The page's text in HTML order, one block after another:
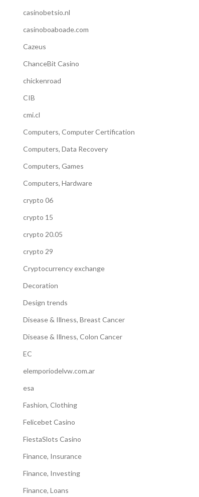
casinobetsio.nl
casinoboaboade.com
Cazeus
ChanceBit Casino
chickenroad
CIB
cmi.cl
Computers, Computer Certification
Computers, Data Recovery
Computers, Games
Computers, Hardware
crypto 06
crypto 15
crypto 20.05
crypto 29
Cryptocurrency exchange
Decoration
Design trends
Disease & Illness, Breast Cancer
Disease & Illness, Colon Cancer
EC
elemporiodelvw.com.ar
esa
Fashion, Clothing
Felicebet Casino
FiestaSlots Casino
Finance, Insurance
Finance, Investing
Finance, Loans